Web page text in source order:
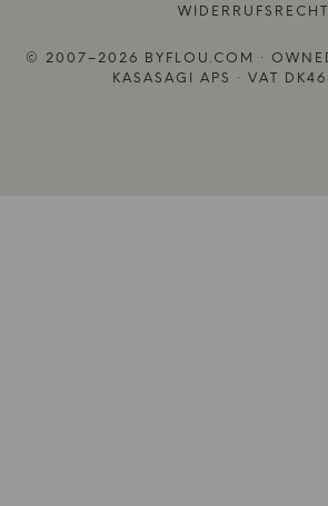
WIDERRUFSRECHT
© 2007–2026 BYFLOU.COM ·
KASASAGI APS · VAT